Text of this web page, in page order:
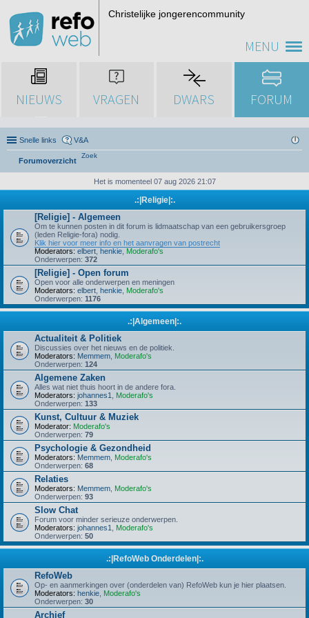
MENU
Christelijke jongerencommunity
NIEUWS VRAGEN DWARS FORUM
Snelle links V&A
Forumoverzicht
Zoek
Het is momenteel 07 aug 2026 21:07
.:|Religie|:.
[Religie] - Algemeen
Om te kunnen posten in dit forum is lidmaatschap van een gebruikersgroep
(leden Religie-fora) nodig.
Klik hier voor meer info en het aanvragen van postrecht
Moderators: elbert henkie Moderafo's
Onderwerpen: 372
[Religie] - Open forum
Open voor alle onderwerpen en meningen
Moderators: elbert henkie Moderafo's
Onderwerpen: 1176
.:|Algemeen|:.
Actualiteit & Politiek
Discussies over het nieuws en de politiek.
Moderators: Memmem Moderafo's
Onderwerpen: 124
Algemene Zaken
Alles wat niet thuis hoort in de andere fora.
Moderators: johannes1
Moderafo's
Onderwerpen: 133
Kunst, Cultuur & Muziek
Moderator: Moderafo's
Onderwerpen: 79
Psychologie & Gezondheid
Moderators: Memmem Moderafo's
Onderwerpen: 68
Relaties
Moderators: Memmem Moderafo's
Onderwerpen: 93
Slow Chat
Forum voor minder serieuze onderwerpen.
Moderators: johannes1
Moderafo's
Onderwerpen: 50
.:|RefoWeb Onderdelen|:.
RefoWeb
Op- en aanmerkingen over (onderdelen van) RefoWeb kun je hier plaatsen.
Moderators: henkie Moderafo's
Onderwerpen: 30
Archief